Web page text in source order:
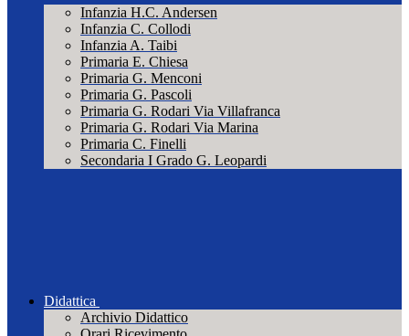
Infanzia H.C. Andersen
Infanzia C. Collodi
Infanzia A. Taibi
Primaria E. Chiesa
Primaria G. Menconi
Primaria G. Pascoli
Primaria G. Rodari Via Villafranca
Primaria G. Rodari Via Marina
Primaria C. Finelli
Secondaria I Grado G. Leopardi
Didattica
Archivio Didattico